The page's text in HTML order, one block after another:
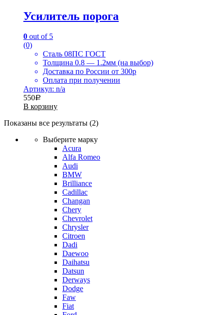
Усилитель порога
0 out of 5
(0)
Сталь 08ПС ГОСТ
Толщина 0.8 — 1.2мм (на выбор)
Доставка по России от 300р
Оплата при получении
Артикул: n/a
550Р
В корзину
Показаны все результаты (2)
Выберите марку
Acura
Alfa Romeo
Audi
BMW
Brilliance
Cadillac
Changan
Chery
Chevrolet
Chrysler
Citroen
Dadi
Daewoo
Daihatsu
Datsun
Derways
Dodge
Faw
Fiat